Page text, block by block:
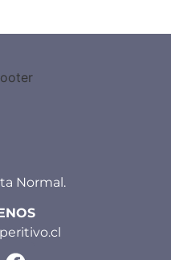
Normal.